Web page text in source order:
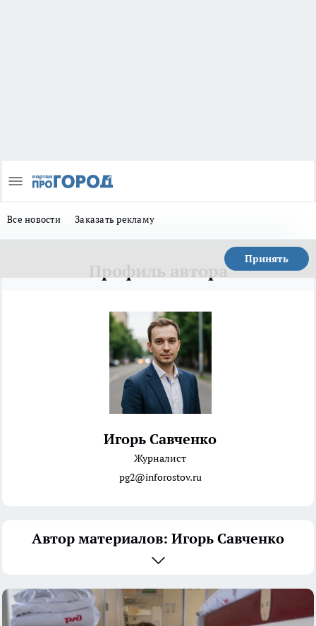
Все новости Заказать рекламу
Принять
Профиль автора
Игорь Савченко
Журналист
pg2@inforostov.ru
Автор материалов: Игорь Савченко